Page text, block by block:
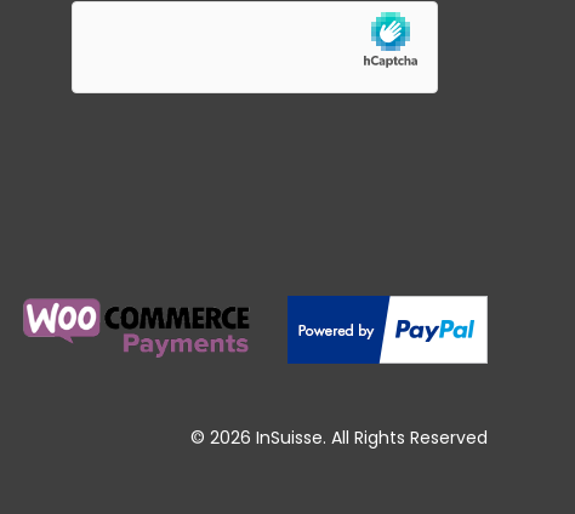
© 2026 InSuisse. All Rights Reserved